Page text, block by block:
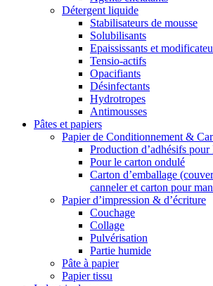
Détergent liquide
Stabilisateurs de mousse
Solubilisants
Epaississants et
Tensio-actifs
Opacifiants
Désinfectants
Hydrotropes
Antimousses
Pâtes et papiers
Papier de Conditionnement &
Production d’adhésifs pour
Pour le carton ondulé
Carton d’emballage
canneler et carton pour
Papier d’impression & d’écriture
Couchage
Collage
Pulvérisation
Partie humide
Pâte à papier
Papier tissu